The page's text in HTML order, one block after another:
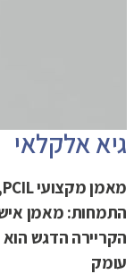
גיא אלקלאי
מאמן מקצועי PCIL, מנחה סדנאות ומרצה
התמחות: מאמן
הקריירה הדגש הוא
עומק